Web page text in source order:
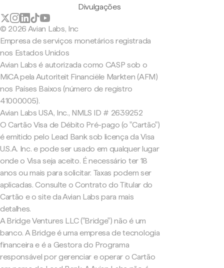
Divulgações
© 2026 Avian Labs, Inc
Empresa de serviços monetários registrada
nos Estados Unidos
Avian Labs é autorizada como CASP sob o
MiCA pela Autoriteit Financiële Markten (AFM)
nos Países Baixos (número de registro
41000005).
Avian Labs USA, Inc., NMLS ID # 2639252
O Cartão Visa de Débito Pré-pago (o "Cartão")
é emitido pelo Lead Bank sob licença da Visa
U.S.A. Inc. e pode ser usado em qualquer lugar
onde o Visa seja aceito. É necessário ter 18
anos ou mais para solicitar. Taxas podem ser
aplicadas. Consulte o Contrato do Titular do
Cartão e o site da Avian Labs para mais
detalhes.
A Bridge Ventures LLC ("Bridge") não é um
banco. A Bridge é uma empresa de tecnologia
financeira e é a Gestora do Programa
responsável por gerenciar e operar o Cartão